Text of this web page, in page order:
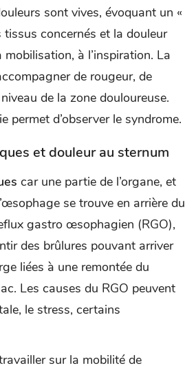
sont vives, évoquant un «
tissus concernés et la douleur
à l’inspiration. La
de rougeur, de
de la zone douloureuse.
permet d’observer le syndrome.
et douleur au sternum
car une partie de l’organe, et
se trouve en arrière du
gastro œsophagien (RGO),
des brûlures pouvant arriver
liées à une remontée du
Les causes du RGO peuvent
le stress, certains
sur la mobilité de